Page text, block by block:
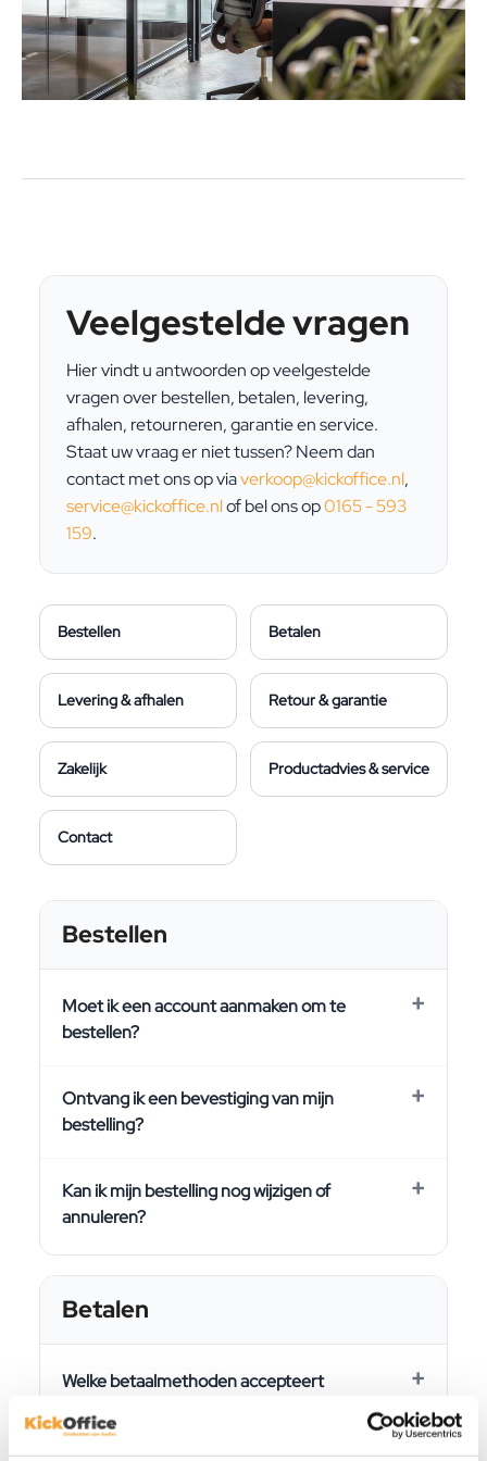
Veelgestelde vragen
Hier vindt u antwoorden op veelgestelde
vragen over bestellen, betalen, levering,
afhalen, retourneren, garantie en service.
Staat uw vraag er niet tussen? Neem dan
contact met ons op viaverkoop@kickoffice.nl,
service@kickoffice.nlof bel ons op0165 - 593
159.
Bestellen Betalen
Levering & afhalen Retour & garantie
Zakelijk Productadvies & service
Contact
Bestellen
Moet ik een account aanmaken om te
bestellen?
Ontvang ik een bevestiging van mijn
bestelling?
Kan ik mijn bestelling nog wijzigen of
annuleren?
Betalen
Welke betaalmethoden accepteert